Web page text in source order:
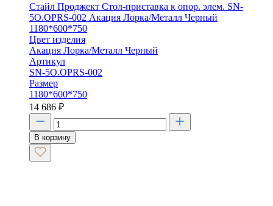
Стайл Проджект Стол-приставка к опор. элем. SN-
5O.OPRS-002 Акация Лорка/Металл Черный
1180*600*750
Цвет изделия
Акация Лорка/Металл Черный
Артикул
SN-5O.OPRS-002
Размер
1180*600*750
14 686 ₽
В корзину